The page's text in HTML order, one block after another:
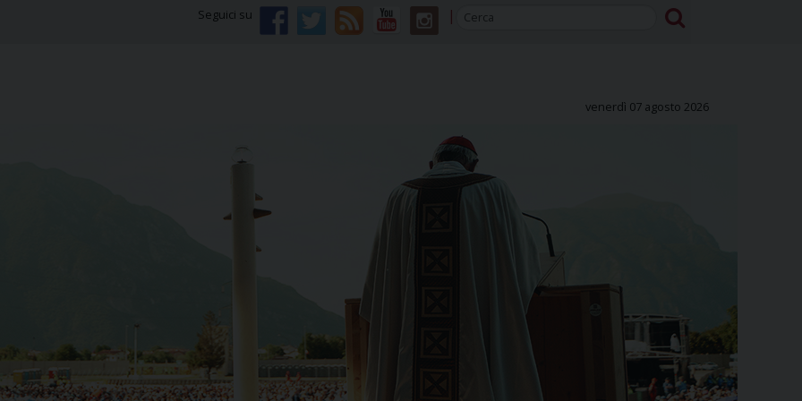
Seguici su
venerdì 07 agosto 2026